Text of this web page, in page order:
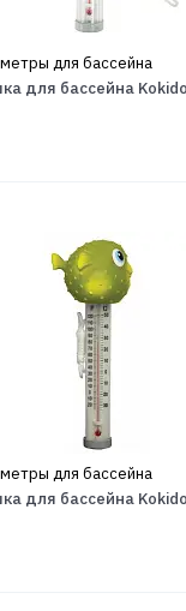
для бассейна
для бассейна
для бассейна
для бассейна